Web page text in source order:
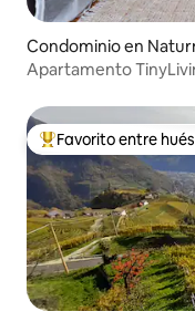
Condominio en
Apartamento
De los mejores en
Favorito entre